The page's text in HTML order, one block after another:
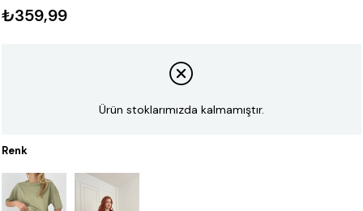
₺359,99
Ürün stoklarımızda kalmamıştır.
Renk